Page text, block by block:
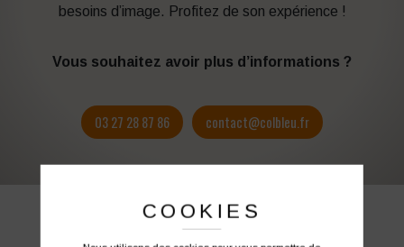
besoins d’image. Profitez de son expérience !
Vous souhaitez avoir plus d’informations ?
03 27 28 87 86 contact@colbleu.fr
PRODUITS SIMILAIRES
COOKIES